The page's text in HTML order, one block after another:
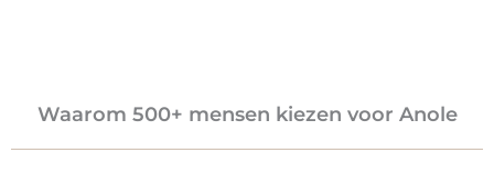
Waarom 500+ mensen kiezen voor Anole